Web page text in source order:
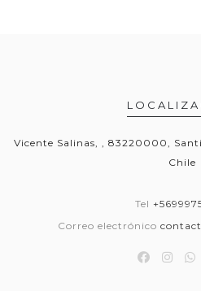
Vicente Salinas, , 83220000,
Chile
Tel
Correo electrónico